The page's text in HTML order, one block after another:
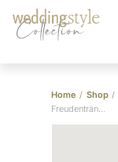
Collection
Home / Shop /
Freudentränen Taschentücher Banderolen “Wiesenblumen”